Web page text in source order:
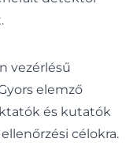
vezérlésű
elemző
és kutatók
célokra.